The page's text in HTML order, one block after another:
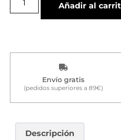
Añadir al
Envío gratis
(pedidos superiores a 89€)
Descripción